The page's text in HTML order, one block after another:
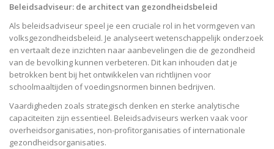
Beleidsadviseur: de architect van gezondheidsbeleid
Als beleidsadviseur speel je een cruciale rol in het vormgeven van
volksgezondheidsbeleid. Je analyseert wetenschappelijk onderzoek
en vertaalt deze inzichten naar aanbevelingen die de gezondheid
van de bevolking kunnen verbeteren. Dit kan inhouden dat je
betrokken bent bij het ontwikkelen van richtlijnen voor
schoolmaaltijden of voedingsnormen binnen bedrijven.
Vaardigheden zoals strategisch denken en sterke analytische
capaciteiten zijn essentieel. Beleidsadviseurs werken vaak voor
overheidsorganisaties, non-profitorganisaties of internationale
gezondheidsorganisaties.